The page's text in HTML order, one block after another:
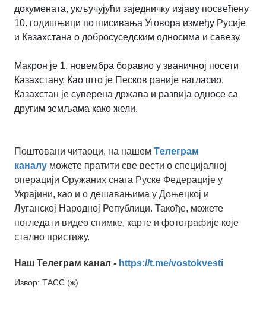
докумената, укључујући заједничку изјаву посвећену
10. годишњици потписивања Уговора између Русије
и Казахстана о добросуседским односима и савезу.
Макрон је 1. новембра боравио у званичној посети
Казахстану. Као што је Песков раније нагласио,
Казахстан је суверена држава и развија односе са
другим земљама како жели.
Поштовани читаоци, на нашем Tелеграм
каналу можете пратити све вести о специјалној
операцији Оружаних снага Руске Федерације у
Украјини, као и о дешавањима у Доњецкој и
Луганској Народној Републици. Такође, можете
погледати видео снимке, карте и фотографије које
стално пристижу.
Наш Телеграм канал - https://t.me/vostokvesti
Извор: ТАСС (ж)